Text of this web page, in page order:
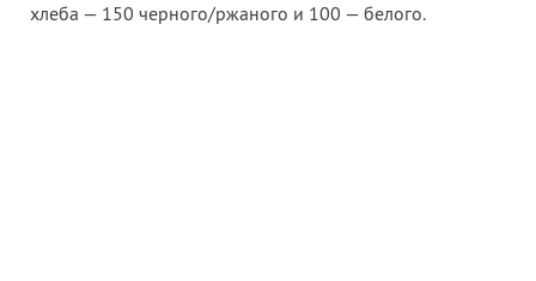
хлеба — 150 черного/ржаного и 100 — белого.